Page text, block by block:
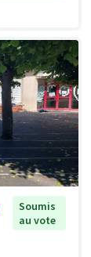
Soumis
au vote